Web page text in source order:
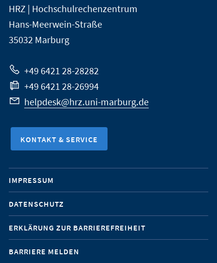
und
Informationen
zur
Website
Universität
Marburg
HRZ | Hochschulrechenzentrum
Hans-Meerwein-Straße
35032 Marburg
+49 6421 28-28282
+49 6421 28-26994
helpdesk@hrz.uni-marburg.de
KONTAKT & SERVICE
Mobile-
Service-
Navigation
IMPRESSUM
DATENSCHUTZ
ERKLÄRUNG ZUR BARRIEREFREIHEIT
BARRIERE MELDEN